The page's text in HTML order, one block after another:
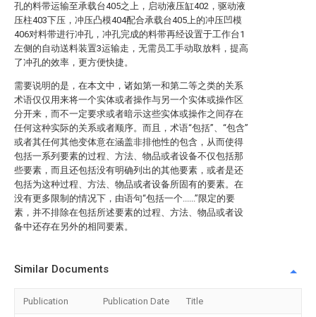
孔的料带运输至承载台405之上，启动液压缸402，驱动液
压柱403下压，冲压凸模404配合承载台405上的冲压凹模
406对料带进行冲孔，冲孔完成的料带再经设置于工作台1
左侧的自动送料装置3运输走，无需员工手动取放料，提高
了冲孔的效率，更方便快捷。
需要说明的是，在本文中，诸如第一和第二等之类的关系
术语仅仅用来将一个实体或者操作与另一个实体或操作区
分开来，而不一定要求或者暗示这些实体或操作之间存在
任何这种实际的关系或者顺序。而且，术语“包括”、“包含”
或者其任何其他变体意在涵盖非排他性的包含，从而使得
包括一系列要素的过程、方法、物品或者设备不仅包括那
些要素，而且还包括没有明确列出的其他要素，或者是还
包括为这种过程、方法、物品或者设备所固有的要素。在
没有更多限制的情况下，由语句“包括一个......”限定的要
素，并不排除在包括所述要素的过程、方法、物品或者设
备中还存在另外的相同要素。
Similar Documents
Publication Publication Date Title